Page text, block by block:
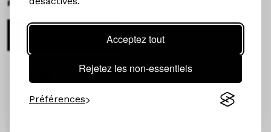
Acceptez tout
Rejetez les non-essentiels
Préférences
RESTEZ CONNECTÉS